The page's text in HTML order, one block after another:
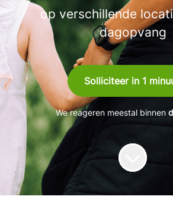
op verschillende
dagopvang
Solliciteer in 1
We reageren meestal binnen